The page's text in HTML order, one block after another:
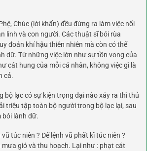
Chúc (lời khấn) đều đứng ra làm việc nối
linh và con người. Các thuật sĩ bói rùa
đoán khí hậu thiên nhiên mà còn có thể
dữ. Từ những việc lớn như sự tồn vong của
cát hung của mỗi cá nhân, không việc gì là
cả.
bộ lạc có sự kiện trọng đại nào xảy ra thì thủ
triệu tập toàn bộ người trong bộ lạc lại, sau
bói lành dữ.
túc niên ? Đế lệnh vũ phất kĩ túc niên ?
mưa gió và thu hoạch. Lại như : phạt cát